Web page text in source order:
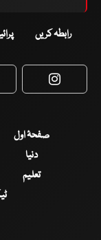
رابطہ کریں
صفحۂ اول
دنیا
تعلیم